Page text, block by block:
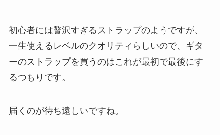
初心者には贅沢すぎるストラップのようですが、
一生使えるレベルのクオリティらしいので、ギタ
ーのストラップを買うのはこれが最初で最後にす
るつもりです。
届くのが待ち遠しいですね。